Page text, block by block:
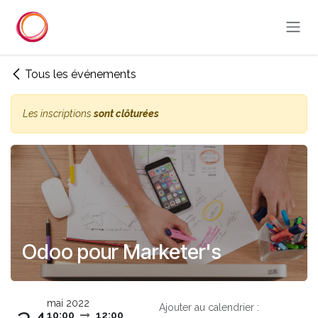
Tous les événements
Les inscriptionssont clôturées
Odoo pour Marketer's
mai 2022
10:00
12:00
Ajouter au calendrier :